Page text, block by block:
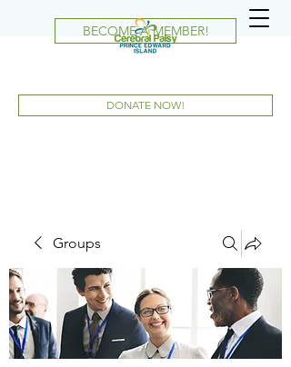
BECOME A MEMBER!
DONATE NOW!
Groups